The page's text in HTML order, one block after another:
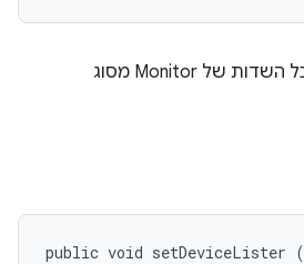
public void setDeviceLister (